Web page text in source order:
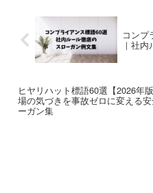
コンプ
｜社
ヒヤリハット標語60選【2026年
場の気づきを事故ゼロに変える
ーガン集